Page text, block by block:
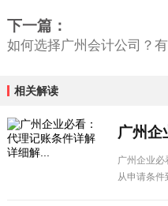
下一篇：
如何选择广州会计公司？
相关解读
广州企业必
从申请条件